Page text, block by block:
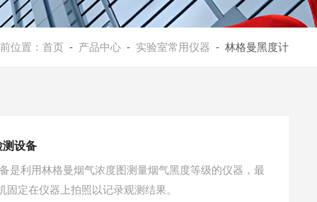
位置： 首页 - 产品中心- 实验室常用仪器 - 林格曼黑度计
测设备
是利用林格曼烟气浓度图测量烟气黑度等级的仪器，最
定在仪器上拍照以记录观测结果。